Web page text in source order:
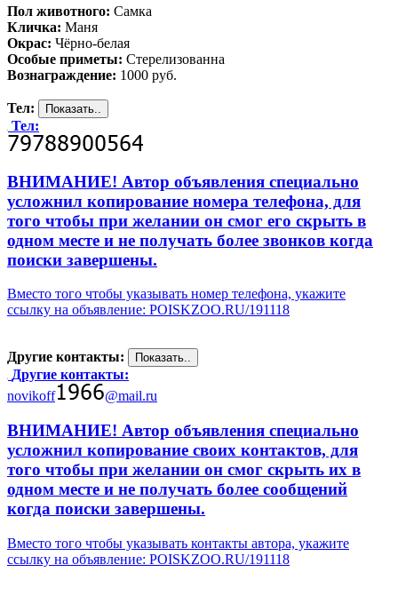
Пол животного: Самка
Кличка: Маня
Окрас: Чёрно-белая
Особые приметы: Стерелизованна
Вознаграждение: 1000 руб.
Тел:
Тел:
ВНИМАНИЕ! Автор объявления специально
усложнил копирование номера телефона, для
того чтобы при желании он смог его скрыть в
одном месте и не получать более звонков когда
поиски завершены.
Вместо того чтобы указывать номер телефона, укажите
ссылку на объявление: POISKZOO.RU/191118
Другие контакты:
Другие контакты:
novikoff
@mail.ru
ВНИМАНИЕ! Автор объявления специально
усложнил копирование своих контактов, для
того чтобы при желании он смог скрыть их в
одном месте и не получать более сообщений
когда поиски завершены.
Вместо того чтобы указывать контакты автора, укажите
ссылку на объявление: POISKZOO.RU/191118